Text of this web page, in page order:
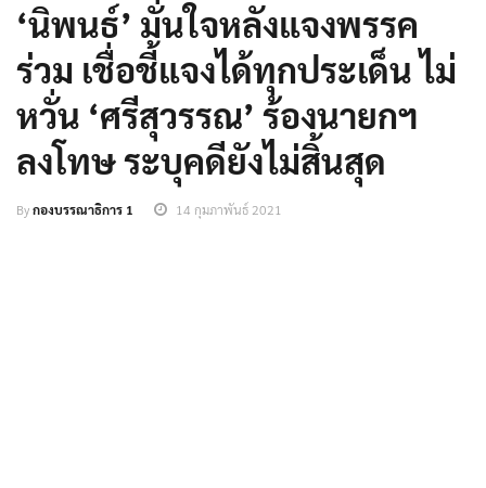
‘นิพนธ์’ มั่นใจหลังแจงพรรค
ร่วม เชื่อชี้แจงได้ทุกประเด็น ไม่
หวั่น ‘ศรีสุวรรณ’ ร้องนายกฯ
ลงโทษ ระบุคดียังไม่สิ้นสุด
Byกองบรรณาธิการ 1 14 กุมภาพันธ์ 2021